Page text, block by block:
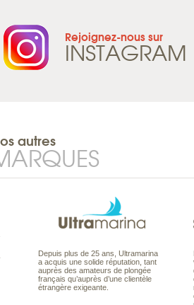
Rejoignez-nous sur
INSTAGRAM
autres
Depuis plus de 25 ans, Ultramarina
a acquis une solide réputation, tant
auprès des amateurs de plongée
français qu’auprès d’une clientèle
étrangère exigeante.